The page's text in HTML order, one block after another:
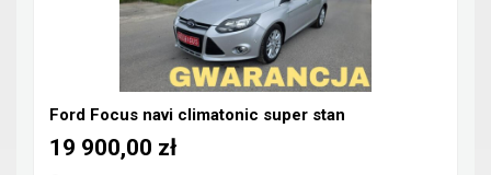
Ford Focus navi climatonic super stan
19 900,00 zł